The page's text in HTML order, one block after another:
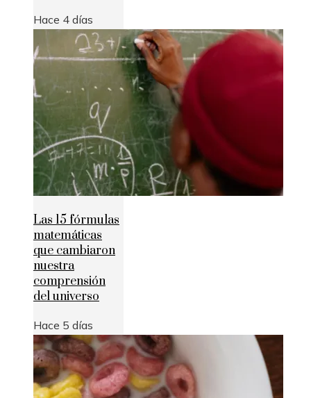
Hace 4 días
Las 15 fórmulas
matemáticas
que cambiaron
nuestra
comprensión
del universo
Hace 5 días